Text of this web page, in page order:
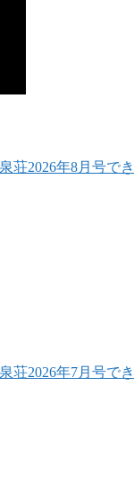
荘2026年8月号でき
荘2026年7月号でき